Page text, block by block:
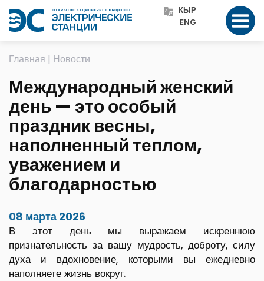
КЫР
ENG
Главная | Новости
Международный женский
день — это особый
праздник весны,
наполненный теплом,
уважением и
благодарностью
08 марта 2026
В этот день мы выражаем искреннюю
признательность за вашу мудрость, доброту, силу
духа и вдохновение, которыми вы ежедневно
наполняете жизнь вокруг.